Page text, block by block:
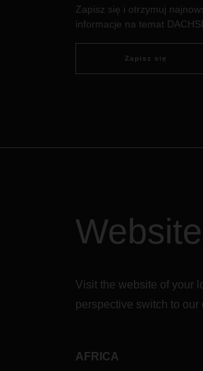
Zapisz się i otrzymuj
informacje na temat
Zapisz się
Visit the website of your
perspective switch to our
AFRICA